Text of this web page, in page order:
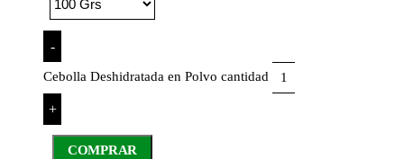
-
Cebolla Deshidratada en Polvo cantidad
+
COMPRAR